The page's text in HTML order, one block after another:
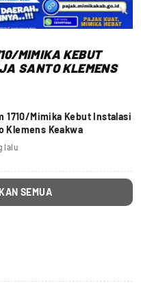
MIMIKA KEBUT
SANTO KLEMENS
1710/Mimika Kebut Instalasi
Klemens Keakwa
lalu
SEMUA